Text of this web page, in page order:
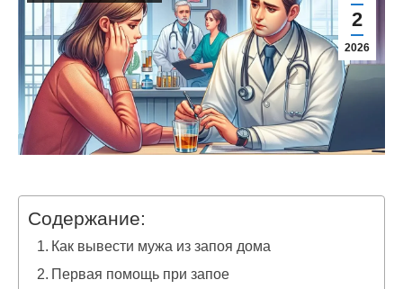
2
2026
Содержание:
Как вывести мужа из запоя дома
Первая помощь при запое